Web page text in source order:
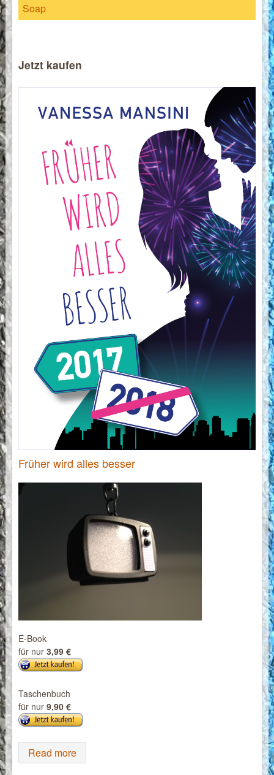
Soap
Jetzt kaufen
Früher wird alles besser
E-Book
für nur 3,99 €
Taschenbuch
für nur 9,90 €
Read more